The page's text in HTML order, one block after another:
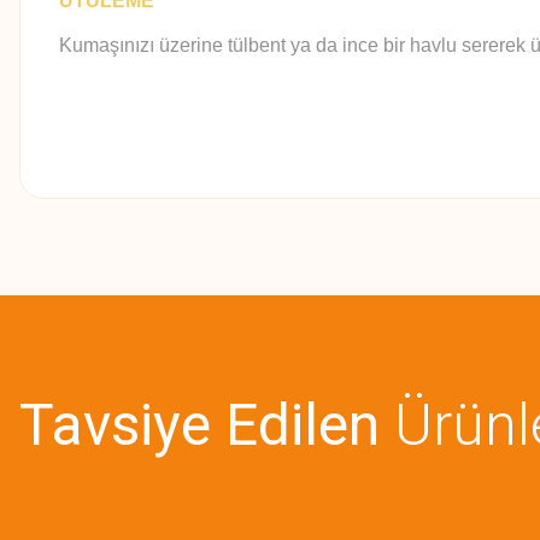
Kumaşınızı üzerine tülbent ya da ince bir havlu sererek
Ürün bilgilerinde hatalar bulunuyor.
Ürün fiyatı diğer sitelerden daha pahalı.
Tavsiye Edilen